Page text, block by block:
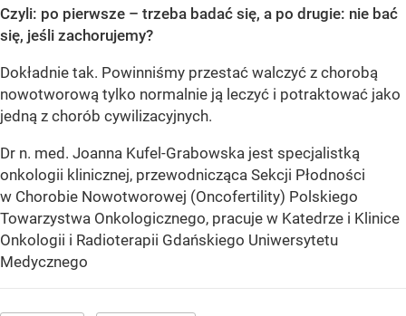
Czyli: po pierwsze – trzeba badać się, a po drugie: nie bać
się, jeśli zachorujemy?
Dokładnie tak. Powinniśmy przestać walczyć z chorobą
nowotworową tylko normalnie ją leczyć i potraktować jako
jedną z chorób cywilizacyjnych.
Dr n. med. Joanna Kufel-Grabowska jest specjalistką
onkologii klinicznej, przewodnicząca Sekcji Płodności
w Chorobie Nowotworowej (Oncofertility) Polskiego
Towarzystwa Onkologicznego, pracuje w Katedrze i Klinice
Onkologii i Radioterapii Gdańskiego Uniwersytetu
Medycznego